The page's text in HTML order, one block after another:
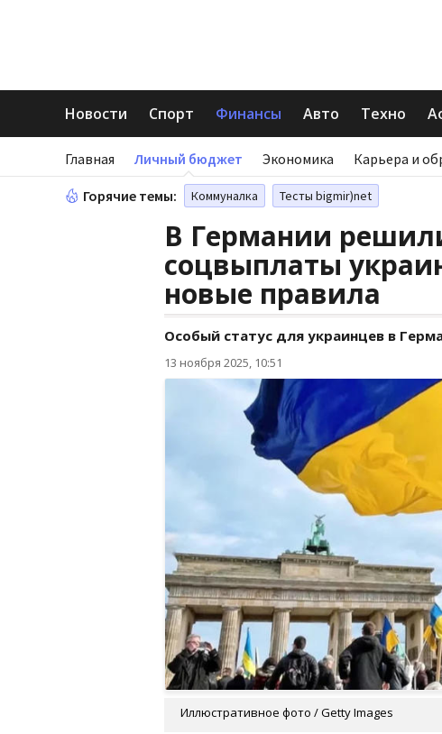
Новости Спорт Финансы Авто Техно
Главная Личный бюджет Экономика Карьера и
Горячие темы: Коммуналка Тесты bigmir)net
В Германии
соцвыплаты
новые правила
Особый статус для украинцев в
13 ноября 2025, 10:51
Иллюстративное фото / Getty Images